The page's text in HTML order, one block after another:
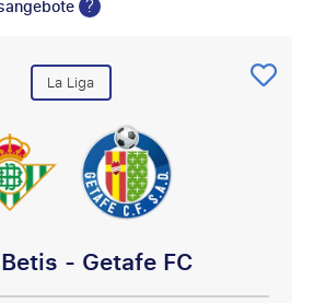
La Liga
- Getafe FC